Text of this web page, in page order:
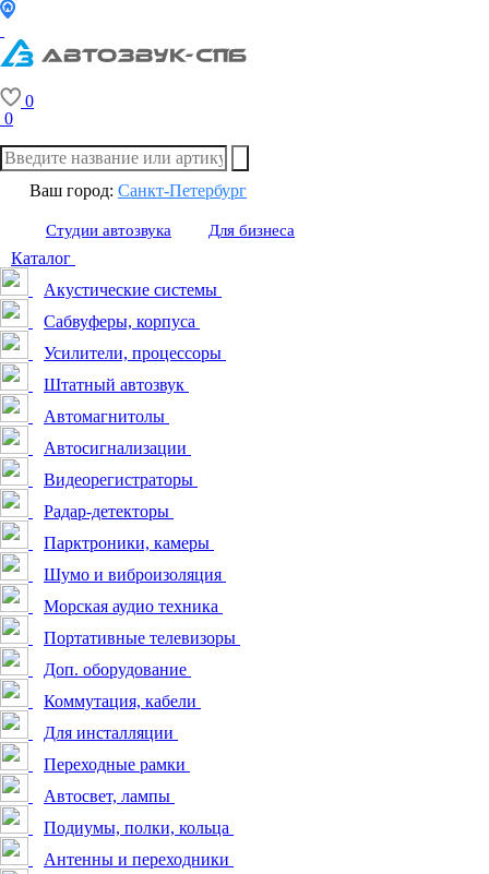
0
0
Ваш город: Санкт-Петербург
Студии автозвука Для бизнеса
Каталог
Акустические системы
Сабвуферы, корпуса
Усилители, процессоры
Штатный автозвук
Автомагнитолы
Автосигнализации
Видеорегистраторы
Радар-детекторы
Парктроники, камеры
Шумо и виброизоляция
Морская аудио техника
Портативные телевизоры
Доп. оборудование
Коммутация, кабели
Для инсталляции
Переходные рамки
Автосвет, лампы
Подиумы, полки, кольца
Антенны и переходники